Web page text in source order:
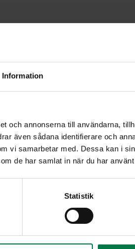
Information
och annonserna till användarna,
även sådana identifierare och
vi samarbetar med. Dessa kan i
de har samlat in när du har
Statistik